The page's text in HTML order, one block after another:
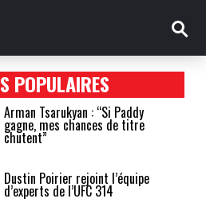
POPULAIRES
Arman Tsarukyan : “Si Paddy
gagne, mes chances de titre
chutent”
Dustin Poirier rejoint l’équipe
d’experts de l’UFC 314